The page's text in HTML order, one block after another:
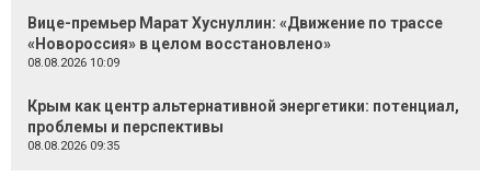
Вице-премьер Марат Хуснуллин: «Движение по трассе
«Новороссия» в целом восстановлено»
08.08.2026 10:09
Крым как центр альтернативной энергетики: потенциал,
проблемы и перспективы
08.08.2026 09:35